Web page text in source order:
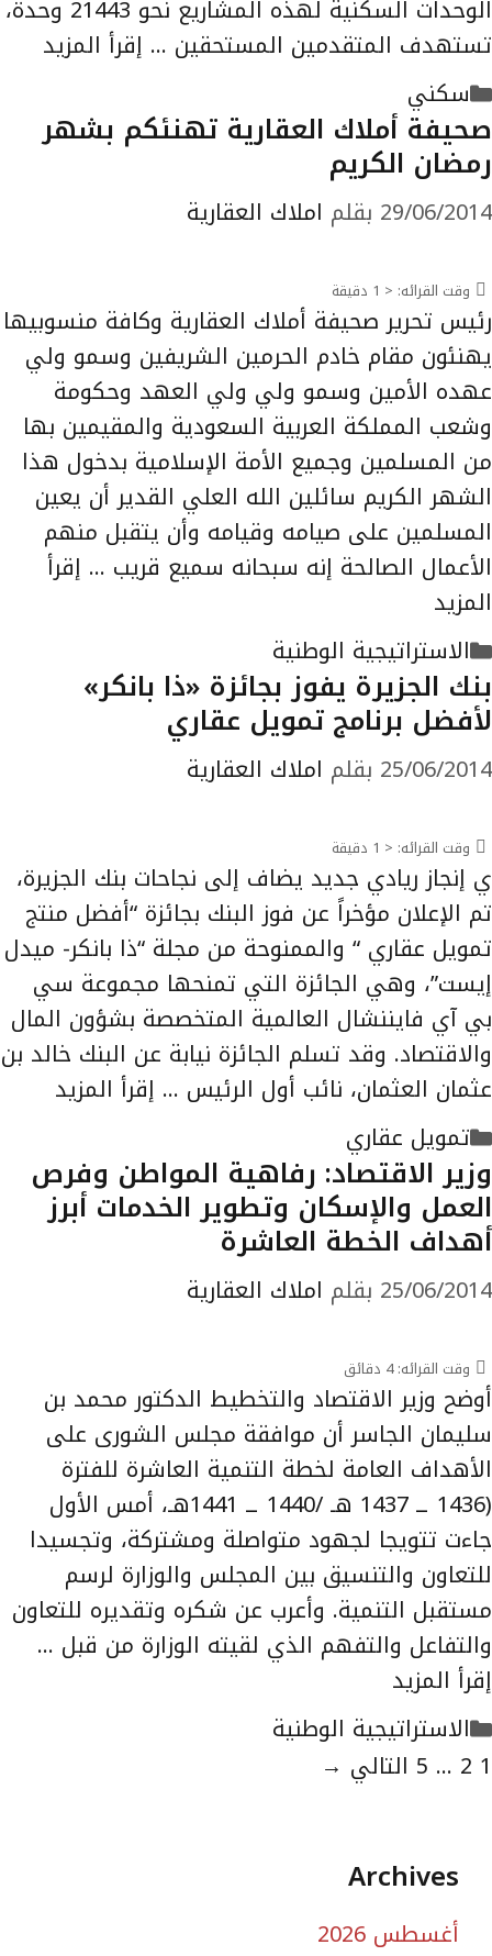
الوحدات السكنية لهذه المشاريع نحو 21443 وحدة،
تستهدف المتقدمين المستحقين … إقرأ المزيد
التصنيفات
سكني
صحيفة أملاك العقارية تهنئكم بشهر
رمضان الكريم
29/06/2014 بقلم املاك العقارية
وقت القرائه: < 1 دقيقة
رئيس تحرير صحيفة أملاك العقارية وكافة منسوبيها
يهنئون مقام خادم الحرمين الشريفين وسمو ولي
عهده الأمين وسمو ولي ولي العهد وحكومة
وشعب المملكة العربية السعودية والمقيمين بها
من المسلمين وجميع الأمة الإسلامية بدخول هذا
الشهر الكريم سائلين الله العلي القدير أن يعين
المسلمين على صيامه وقيامه وأن يتقبل منهم
الأعمال الصالحة إنه سبحانه سميع قريب … إقرأ
المزيد
التصنيفات
الاستراتيجية الوطنية
بنك الجزيرة يفوز بجائزة «ذا بانكر»
لأفضل برنامج تمويل عقاري
25/06/2014 بقلم املاك العقارية
وقت القرائه: < 1 دقيقة
ي إنجاز ريادي جديد يضاف إلى نجاحات بنك الجزيرة،
تم الإعلان مؤخراً عن فوز البنك بجائزة “أفضل منتج
تمويل عقاري “ والممنوحة من مجلة “ذا بانكر- ميدل
إيست”، وهي الجائزة التي تمنحها مجموعة سي
بي آي فايننشال العالمية المتخصصة بشؤون المال
والاقتصاد. وقد تسلم الجائزة نيابة عن البنك خالد بن
عثمان العثمان، نائب أول الرئيس … إقرأ المزيد
التصنيفات
تمويل عقاري
وزير الاقتصاد: رفاهية المواطن وفرص
العمل والإسكان وتطوير الخدمات أبرز
أهداف الخطة العاشرة
25/06/2014 بقلم املاك العقارية
وقت القرائه:4 دقائق
أوضح وزير الاقتصاد والتخطيط الدكتور محمد بن
سليمان الجاسر أن موافقة مجلس الشورى على
الأهداف العامة لخطة التنمية العاشرة للفترة
(1436 ــ 1437 هـ /1440 ــ 1441هـ، أمس الأول
جاءت تتويجا لجهود متواصلة ومشتركة، وتجسيدا
للتعاون والتنسيق بين المجلس والوزارة لرسم
مستقبل التنمية. وأعرب عن شكره وتقديره للتعاون
والتفاعل والتفهم الذي لقيته الوزارة من قبل …
إقرأ المزيد
التصنيفات
الاستراتيجية الوطنية
الصفحة
1 الصفحة
2
... الصفحة
5 التالي →
Archives
أغسطس 2026